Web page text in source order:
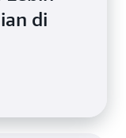
di